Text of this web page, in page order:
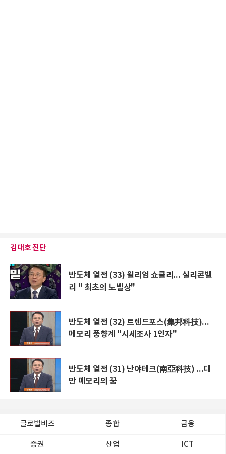
김대호 진단
반도체 열전 (33) 윌리엄 쇼클리... 실리콘밸
리 " 최초의 노벨상"
반도체 열전 (32) 트렌드포스(集邦科技)...
메모리 풍향계 "시세조사 1인자"
반도체 열전 (31) 난야테크(南亞科技) ...대
만 메모리의 꿈
글로벌비즈 종합 금융
증권 산업 ICT